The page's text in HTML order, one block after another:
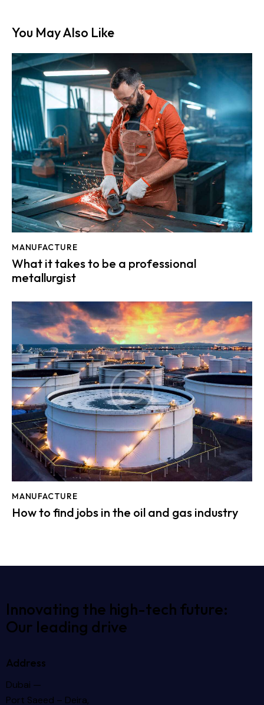
You May Also Like
MANUFACTURE
What it takes to be a professional
metallurgist
MANUFACTURE
How to find jobs in the oil and gas industry
Innovating the high-tech future:
Our leading drive
Address
Dubai —
Port Saeed – Deira,